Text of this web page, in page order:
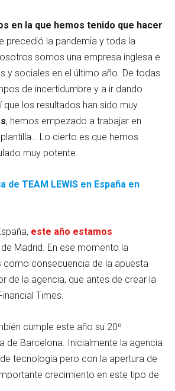
en la que hemos tenido que hacer
precedió la pandemia y toda la
somos una empresa inglesa e
y sociales en el último año. De todas
de incertidumbre y a ir dando
los resultados han sido muy
, hemos empezado a trabajar en
Lo cierto es que hemos
muy potente.
TEAM LEWIS en España en
este año estamos
de Madrid. En ese momento la
como consecuencia de la apuesta
de la agencia, que antes de crear la
Times.
cumple este año su 20º
de Barcelona. Inicialmente la agencia
tecnología pero con la apertura de
crecimiento en este tipo de